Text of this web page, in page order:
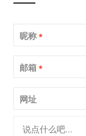
昵称 *
邮箱 *
网址